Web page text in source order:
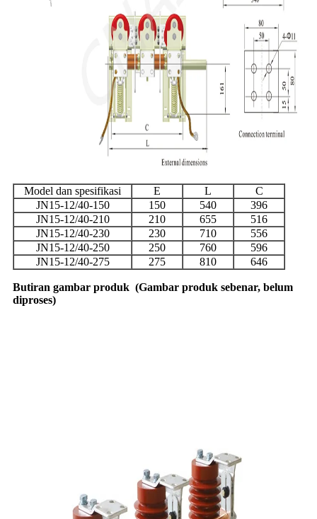
Model dan spesifikasi E L
C
JN15-12/40-150
150 540
396
JN15-12/40-210
210 655
516
JN15-12/40-230
230 710
556
JN15-12/40-250
250 760
596
JN15-12/40-275
275 810 646
Butiran gambar produk (Gambar produk sebenar, belum
diproses)